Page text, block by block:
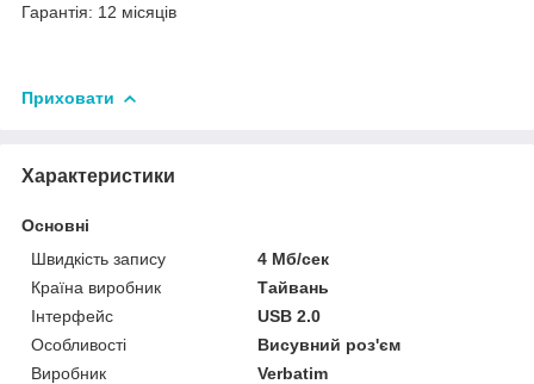
Гарантія: 12 місяців
Приховати
Характеристики
Основні
Швидкість запису
4 Мб/сек
Країна виробник
Тайвань
Інтерфейс
USB 2.0
Особливості
Висувний роз'єм
Виробник
Verbatim